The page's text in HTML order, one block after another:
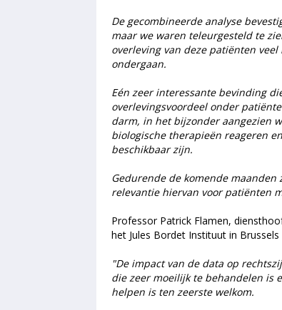
De gecombineerde analyse
maar we waren teleurgesteld te
overleving van deze patiënten
ondergaan.
Eén zeer interessante bevinding
overlevingsvoordeel onder
darm, in het bijzonder aangezien
biologische therapieën reageren
beschikbaar zijn.
Gedurende de komende
relevantie hiervan voor patiënten
Professor Patrick Flamen,
het Jules Bordet Instituut in
"De impact van de data op
die zeer moeilijk te behandelen is
helpen is ten zeerste welkom.